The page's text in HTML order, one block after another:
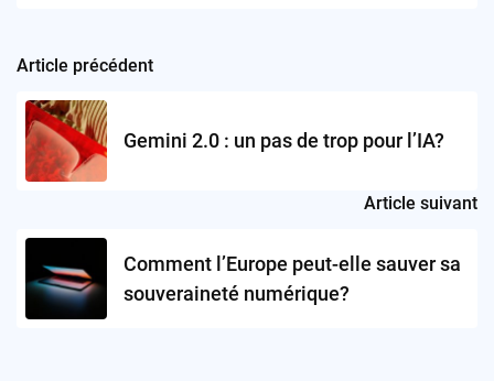
Post
navigation
Article précédent
Gemini 2.0 : un pas de trop pour l’IA?
Article suivant
Comment l’Europe peut-elle sauver sa
souveraineté numérique?